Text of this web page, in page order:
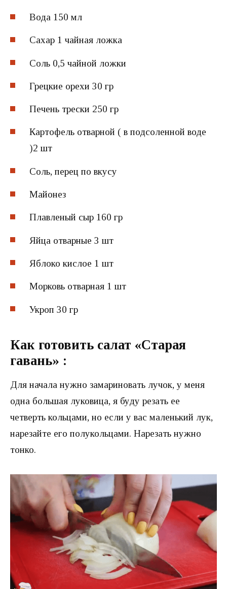
Вода 150 мл
Сахар 1 чайная ложка
Соль 0,5 чайной ложки
Грецкие орехи 30 гр
Печень трески 250 гр
Картофель отварной ( в подсоленной воде
)2 шт
Соль, перец по вкусу
Майонез
Плавленый сыр 160 гр
Яйца отварные 3 шт
Яблоко кислое 1 шт
Морковь отварная 1 шт
Укроп 30 гр
Как готовить салат «Старая
гавань» :
Для начала нужно замариновать лучок, у меня
одна большая луковица, я буду резать ее
четверть кольцами, но если у вас маленький лук,
нарезайте его полукольцами. Нарезать нужно
тонко.